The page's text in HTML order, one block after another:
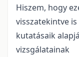
Hiszem, hogy
visszatekintve
kutatásaik
vizsgálatainak